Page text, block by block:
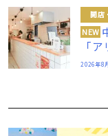
開店
NEW
「
2026年8